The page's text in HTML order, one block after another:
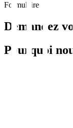
Formulaire
Demandez
Pourquoi